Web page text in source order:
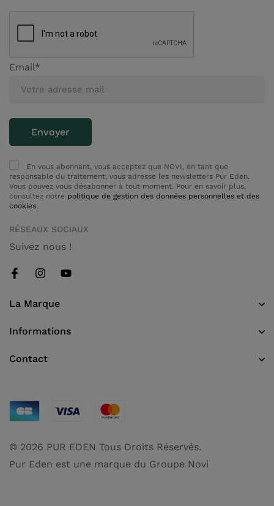
La Marque
Contact
Informations
Email*
En vous abonnant, vous acceptez que NOVI, en tant que
responsable du traitement, vous adresse les newsletters Pur Eden.
Vous pouvez vous désabonner à tout moment. Pour en savoir plus,
consultez notre politique de gestion des données personnelles et des
cookies.
RÉSEAUX SOCIAUX
Suivez nous !
© 2026 PUR EDEN Tous Droits Réservés.
Pur Eden est une marque du Groupe Novi